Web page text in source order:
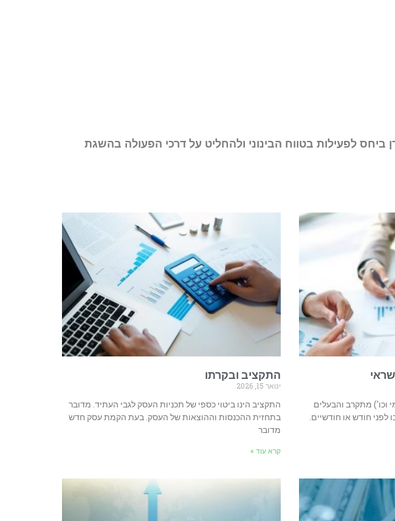
לפעילות בטווח הבינוני ולהחליט על דרכי הפעולה בהשגת
וכו') מתקרב והבעלים
לפני חודש או חודשיים.
התקציב ובקרתו
ינואר 15, 2026
התקציב הינו ביטוי כספי של תכניות העסק לגבי העתיד. מדובר
בתחזית ההכנסות וההוצאות של העסק. בעת הקמת עסק חדש
מדובר
קרא עוד »